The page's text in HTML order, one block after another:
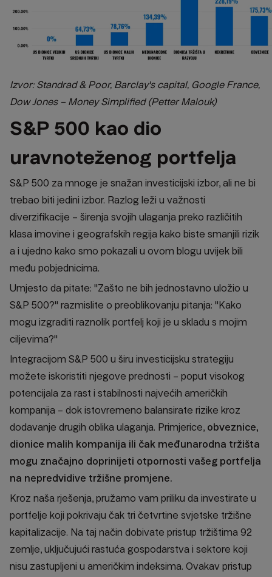
Izvor: Standrad & Poor, Barclay's capital, Google France,
Dow Jones – Money Simplified (Petter Malouk)
S&P 500 kao dio
uravnoteženog portfelja
S&P 500 za mnoge je snažan investicijski izbor, ali ne bi
trebao biti jedini izbor. Razlog leži u važnosti
diverzifikacije – širenja svojih ulaganja preko različitih
klasa imovine i geografskih regija kako biste smanjili rizik
a i ujedno kako smo pokazali u ovom blogu uvijek bili
među pobjednicima.
Umjesto da pitate: "Zašto ne bih jednostavno uložio u
S&P 500?" razmislite o preoblikovanju pitanja: "Kako
mogu izgraditi raznolik portfelj koji je u skladu s mojim
ciljevima?"
Integracijom S&P 500 u širu investicijsku strategiju
možete iskoristiti njegove prednosti – poput visokog
potencijala za rast i stabilnosti najvećih američkih
kompanija – dok istovremeno balansirate rizike kroz
dodavanje drugih oblika ulaganja. Primjerice, obveznice,
dionice malih kompanija ili čak međunarodna tržišta
mogu značajno doprinijeti otpornosti vašeg portfelja
na nepredvidive tržišne promjene.
Kroz naša rješenja, pružamo vam priliku da investirate u
portfelje koji pokrivaju čak tri četvrtine svjetske tržišne
kapitalizacije. Na taj način dobivate pristup tržištima 92
zemlje, uključujući rastuća gospodarstva i sektore koji
nisu zastupljeni u američkim indeksima. Ovakav pristup